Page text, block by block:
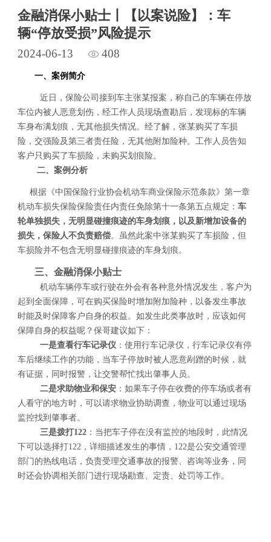
金融消保小贴士丨【以案说险】：车
辆“停放受损”风险提示
2024-06-13 408
一、案例简介
近日，保险公司接到车主张某报案，称自己的车辆在停放
车位内被人恶意划伤，经工作人员现场查勘后，发现标的车辆
车身布满划痕，无其他损失情况。经了解，张某购买了车损
险，交强险及第三者责任险，无其他附加险种。工作人员告知
客户只购买了车损险，未购买划痕险。
二、案例分析
根据《中国保险行业协会机动车商业保险示范条款》第一章
机动车损失保险保险责任内责任免除第十一条第五点规定： 车
轮单独损失，无明显碰撞痕迹的车身划痕，以及新增加设备的
损失，保险人不负责赔偿。虽然此案中张某购买了车损险，但
车损险并不包含无明显碰撞痕迹的车身划痕。
三、金融消保小贴士
机动车辆停车或行驶在外会有各种意外情况发生，客户为
起到全面保障，可在购买保险时增加附加险种，以备发生事故
时能及时保障客户自身的权益。如发生此类事故时，应该如何
保障自身的权益呢？保哥建议如下：
一是查看行车记录仪：使用行车记录仪，行车记录仪有停
车后继续工作的功能，当车子停放时被人恶意剐蹭的时候，就
有证据，同时报警，让交警帮忙找出肇事人员。
二是求助物业和保安：如果车子停在收费的停车场或者有
人看守的地方时，可以请求物业协助调查，物业可以通过现场
监控找到肇事者。
三是拨打122：当把车子停在没有监控的地段时，此情况
下可以选择打122，详细描述发生的事情，122是公安交通管理
部门的热线电话，负责受理交通事故的报警、咨询等业务，同
时还会协调相关部门进行现场勘查、定责、处罚等工作。